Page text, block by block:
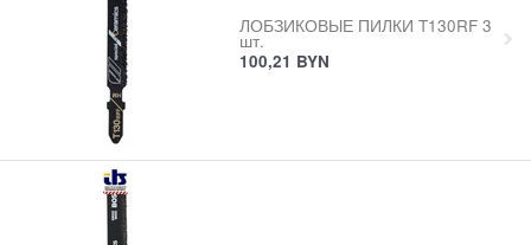
ЛОБЗИКОВЫЕ ПИЛКИ T130RF 3
шт.
100,21 BYN